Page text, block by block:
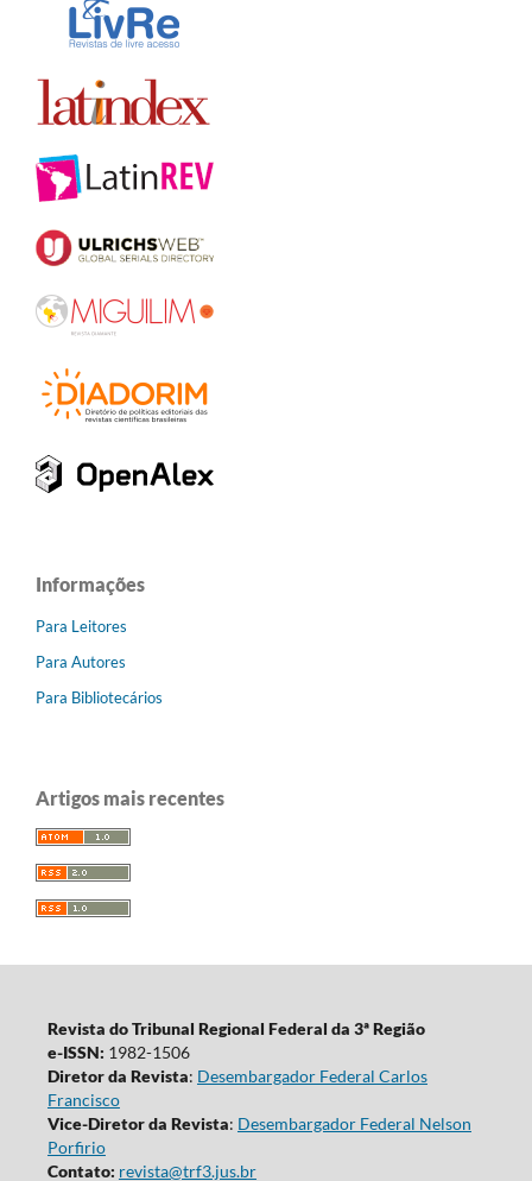
Informações
Para Leitores
Para Autores
Para Bibliotecários
Artigos mais recentes
Revista do Tribunal Regional Federal da 3ª Região
e-ISSN: 1982-1506
Diretor da Revista: Desembargador Federal Carlos
Francisco
Vice-Diretor da Revista: Desembargador Federal Nelson
Porfirio
Contato: revista@trf3.jus.br